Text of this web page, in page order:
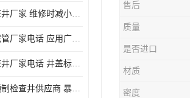
保定检查井厂家 维修时减小交通影响
唐山水泥管厂家电话 应用广泛领域多样
唐山检查井厂家电话 井盖标识清晰无误
石家庄预制检查井供应商 暴雨季节排水畅通
售后
质量
是否进口
材质
密度